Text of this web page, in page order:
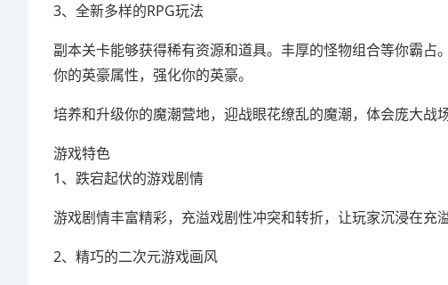
3、全新多样的RPG玩法
副本关卡能够获得稀有资源和道具。丰厚的怪物组合等你霸
你的英豪属性，强化你的英豪。
培养和升级你的魔潮营地，迎战眼花缭乱的魔潮，体会庞大战
游戏特色
1、跌宕起伏的游戏剧情
游戏剧情丰富精彩，充溢戏剧性冲突和转折，让玩家沉浸在充
2、精巧的二次元游戏画风